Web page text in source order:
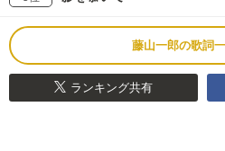
藤山一郎の歌詞
ランキング共有